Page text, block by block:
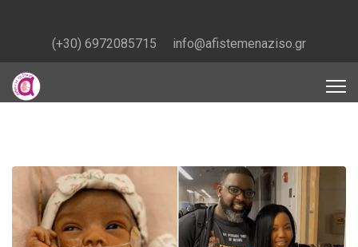
(+30) 6972085715 info@afistemenaziso.gr